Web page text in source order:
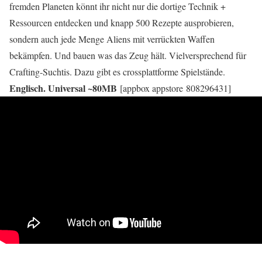
fremden Planeten könnt ihr nicht nur die dortige Technik +
Ressourcen entdecken und knapp 500 Rezepte ausprobieren,
sondern auch jede Menge Aliens mit verrückten Waffen
bekämpfen. Und bauen was das Zeug hält. Vielversprechend für
Crafting-Suchtis. Dazu gibt es crossplattforme Spielstände.
Englisch. Universal ~80MB [appbox appstore 808296431]